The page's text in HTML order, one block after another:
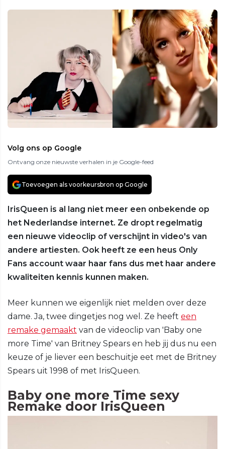
Volg ons op Google
Ontvang onze nieuwste verhalen in je Google-feed
Toevoegen als voorkeursbron op Google
IrisQueen is al lang niet meer een onbekende op
het Nederlandse internet. Ze dropt regelmatig
een nieuwe videoclip of verschijnt in video's van
andere artiesten. Ook heeft ze een heus Only
Fans account waar haar fans dus met haar andere
kwaliteiten kennis kunnen maken.
Meer kunnen we eigenlijk niet melden over deze
dame. Ja, twee dingetjes nog wel. Ze heeft een
remake gemaakt van de videoclip van 'Baby one
more Time' van Britney Spears en heb jij dus nu een
keuze of je liever een beschuitje eet met de Britney
Spears uit 1998 of met IrisQueen.
Baby one more Time sexy
Remake door IrisQueen